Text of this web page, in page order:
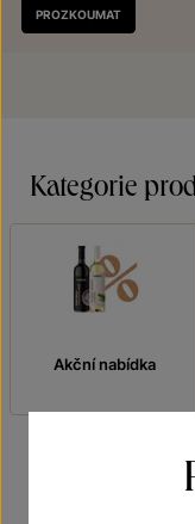
Nově
v prodeji
PROZKOUMAT
Kategorie
Akční nabídka